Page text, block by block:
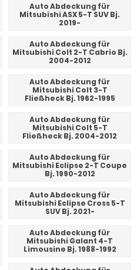
Auto Abdeckung für
Mitsubishi ASX 5-T SUV Bj.
2019-
Auto Abdeckung für
Mitsubishi Colt 2-T Cabrio Bj.
2004-2012
Auto Abdeckung für
Mitsubishi Colt 3-T
Fließheck Bj. 1962-1995
Auto Abdeckung für
Mitsubishi Colt 5-T
Fließheck Bj. 2004-2012
Auto Abdeckung für
Mitsubishi Eclipse 2-T Coupe
Bj. 1990-2012
Auto Abdeckung für
Mitsubishi Eclipse Cross 5-T
SUV Bj. 2021-
Auto Abdeckung für
Mitsubishi Galant 4-T
Limousine Bj. 1988-1992